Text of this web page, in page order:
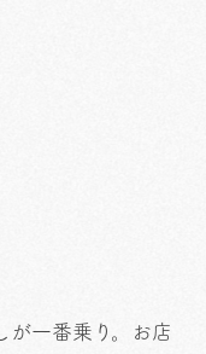
が一番乗り。お店